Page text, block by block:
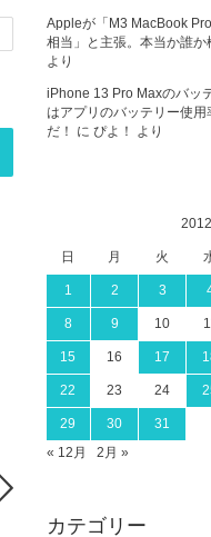
Appleが「M3 MacBook
相当」と主張。本当か誰
より
iPhone 13 Pro Maxのバッ
はアプリのバッテリー使
だ！
に ぴよ！ より
日 月 火
1 2 3
8 9 10
15 16 17
22 23 24
29 30
31
« 12月
2月 »
カテゴリー